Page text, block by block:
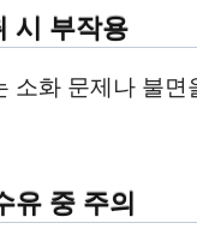
시 부작용
소화 문제나 불면
유 중 주의